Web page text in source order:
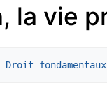
la vie
Droit fondamentaux